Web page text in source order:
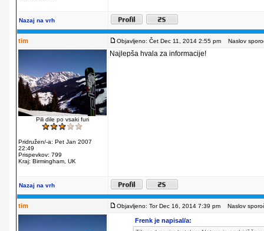
Nazaj na vrh
tim Objavljeno: Čet Dec 11, 2014 2:55 pm Naslov
Pili dile po vsaki furi
Pridružen/-a: Pet Jan 2007
22:49
Prispevkov: 799
Kraj: Birmingham, UK
Najlepša hvala za informacije!
Nazaj na vrh
tim Objavljeno: Tor Dec 16, 2014 7:39 pm Naslov
Frenk je napisal/a: